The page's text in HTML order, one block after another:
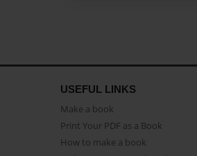
USEFUL LINKS
Make a book
Print Your PDF as a Book
How to make a book